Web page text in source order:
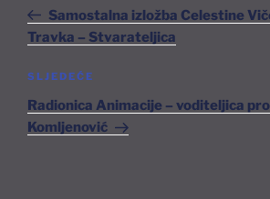
objavaSamostalna izložba Celestine
Travka – Stvarateljica
Sljedeća
objava
SLJEDEĆE
Radionica Animacije – voditeljica
Komljenović